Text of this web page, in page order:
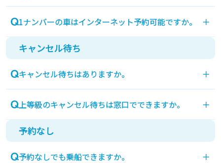
トラックは、インターネットからご予約いただけま
新門司発(093)481-6681 泉大津発(0725)22-6361
神戸発(078)857-1223
1ナンバーの車はインターネット予約可能ですか。 ＋
1ナンバーのお車は車体形状に関わらず貨物ダイヤ
ルでのご予約受付でございます。
インターネット予約はご利用いただけません。
キャンセル待ち
キャンセル待ちはありますか。 ＋
当日、乗船港の窓口でのみ承っております。お電
りません。
上等級のキャンセル待ちは窓口でできますか。 ＋
上等級のキャンセル待ちは、乗船された後に船内の
案内所にてお受けいたします。
予約なし
予約なしでも乗船できますか。 ＋